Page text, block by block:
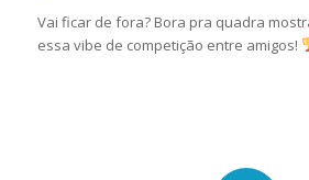
Vai ficar de fora? Bora pra quadra
essa vibe de competição entre amigos!